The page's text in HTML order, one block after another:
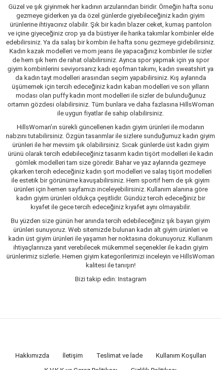
Güzel ve şık giyinmek her kadının arzularından biridir. Örneğin hafta sonu
gezmeye giderken ya da özel günlerde giyebileceğiniz kadın giyim
ürünlerine ihtiyacınız olabilir. Şık bir kadın blazer ceket, kumaş pantolon
ve içine giyeceğiniz crop ya da büstiyer ile harika takımlar kombinler elde
edebilirsiniz. Ya da salaş bir kombin ile hafta sonu gezmeye gidebilirsiniz.
Kadın kazak modelleri ve mom jeans ile yapacağınız kombinler ile sizler
de hem şık hem de rahat olabilirsiniz. Ayrıca spor yapmak için ya spor
giyim kombinlerini seviyorsanız kadı eşofman takımı, kadın sweatshirt ya
da kadın tayt modelleri arasından seçim yapabilirsiniz. Kış aylarında
üşümemek için tercih edeceğiniz kadın kaban modelleri ve son yılların
modası olan puffy kadın mont modelleri ile sizler de bulunduğunuz
ortamın gözdesi olabilirsiniz. Tüm bunlara ve daha fazlasına HillsWoman
ile uygun fiyatlar ile sahip olabilirsiniz.
HillsWoman’ın sürekli güncellenen kadın giyim ürünleri ile modanın
nabzını tutabilirsiniz. Özgün tasarımlar ile sizlere sunduğumuz kadın giyim
ürünleri ile her mevsim şık olabilirsiniz. Sıcak günlerde üst kadın giyim
ürünü olarak tercih edebileceğiniz tasarım kadın tişört modelleri ile kadın
gömlek modelleri tam size göredir. Bahar ve yaz aylarında gezmeye
çıkarken tercih edeceğiniz kadın şort modelleri ve salaş tişört modelleri
ile estetik bir görünüme kavuşabilirsiniz. Hem sportif hem de şık giyim
ürünleri için hemen sayfamızı inceleyebilirsiniz. Kullanım alanına göre
kadın giyim ürünleri oldukça çeşitlidir. Gündüz tercih edeceğiniz bir
kıyafet ile gece tercih edeceğiniz kıyafet aynı olmayabilir.
Bu yüzden size günün her anında tercih edebileceğiniz şık bayan giyim
ürünleri sunuyoruz. Web sitemizde bulunan kadın alt giyim ürünleri ve
kadın üst giyim ürünleri ile yaşamın her noktasına dokunuyoruz. Kullanım
ihtiyaçlarınıza yanıt verebilecek mükemmel seçenekler ile kadın giyim
ürünlerimiz sizlerle. Hemen giyim kategorilerimizi inceleyin ve HillsWoman
kalitesi ile tanışın!
Bizi takip edin: Instagram
Hakkımızda İletişim Teslimat ve İade
Kullanım Koşulları